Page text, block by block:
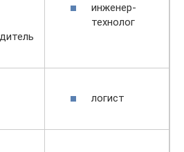
инженер-
технолог
логист